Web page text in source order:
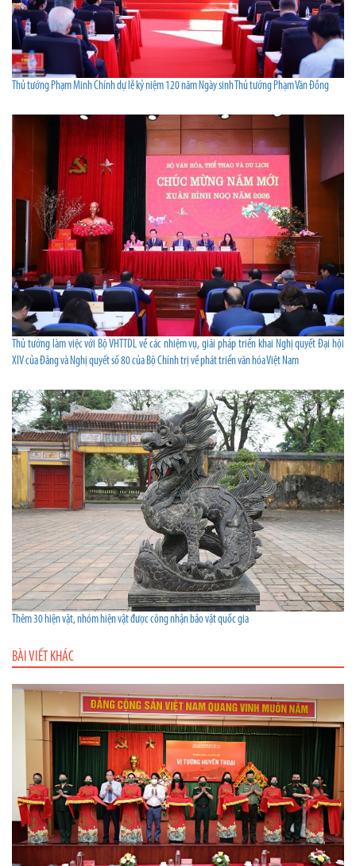
Thủ tướng Phạm Minh Chính dự lễ kỷ niệm 120 năm Ngày sinh Thủ tướng Phạm Văn Đồng
Thủ tướng làm việc với Bộ VHTTDL về các nhiệm vụ, giải pháp triển khai Nghị quyết Đại hội
XIV của Đảng và Nghị quyết số 80 của Bộ Chính trị về phát triển văn hóa Việt Nam
Thêm 30 hiện vật, nhóm hiện vật được công nhận bảo vật quốc gia
BÀI VIẾT KHÁC